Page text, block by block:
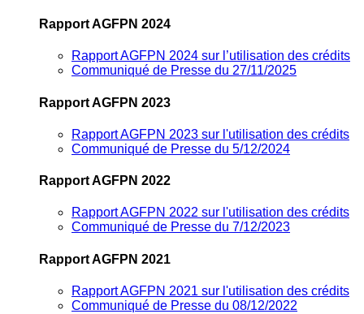
Rapport AGFPN 2024
Rapport AGFPN 2024 sur l’utilisation des crédits
Communiqué de Presse du 27/11/2025
Rapport AGFPN 2023
Rapport AGFPN 2023 sur l'utilisation des crédits
Communiqué de Presse du 5/12/2024
Rapport AGFPN 2022
Rapport AGFPN 2022 sur l'utilisation des crédits
Communiqué de Presse du 7/12/2023
Rapport AGFPN 2021
Rapport AGFPN 2021 sur l'utilisation des crédits
Communiqué de Presse du 08/12/2022